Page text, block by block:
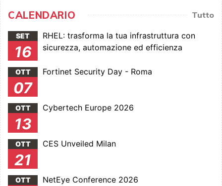
CALENDARIO Tutto
SET
16
RHEL: trasforma la tua infrastruttura con
sicurezza, automazione ed efficienza
OTT
07
Fortinet Security Day - Roma
OTT
13
Cybertech Europe 2026
OTT
21
CES Unveiled Milan
OTT NetEye Conference 2026